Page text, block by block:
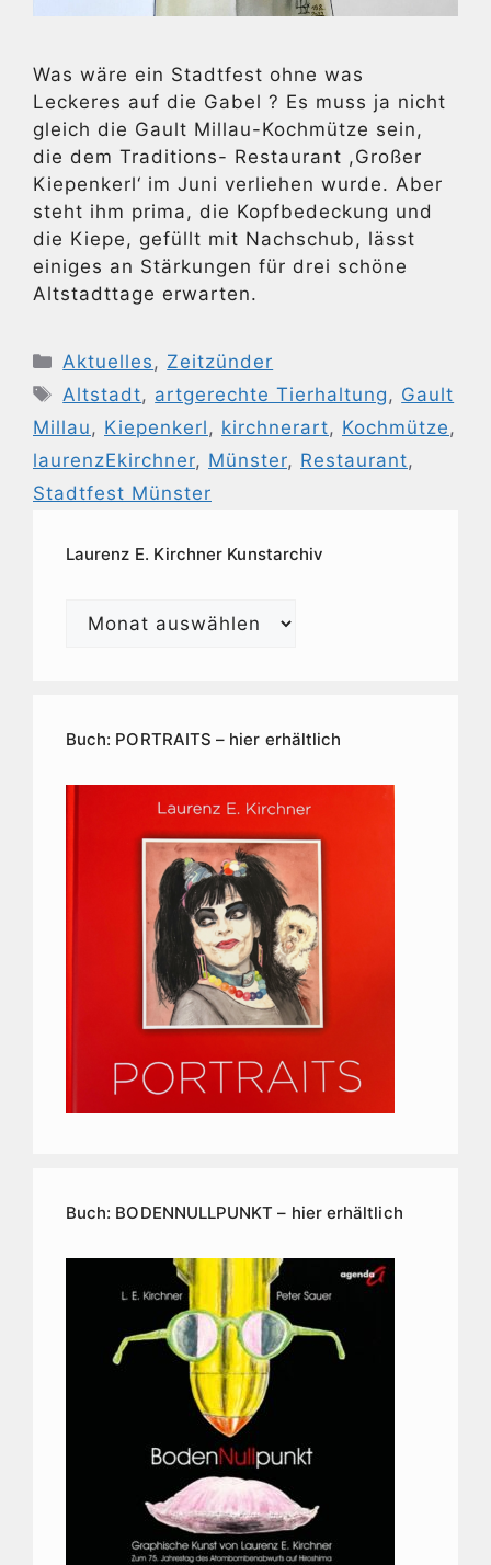
Was wäre ein Stadtfest ohne was
Leckeres auf die Gabel ? Es muss ja nicht
gleich die Gault Millau-Kochmütze sein,
die dem Traditions- Restaurant ,Großer
Kiepenkerl‘ im Juni verliehen wurde. Aber
steht ihm prima, die Kopfbedeckung und
die Kiepe, gefüllt mit Nachschub, lässt
einiges an Stärkungen für drei schöne
Altstadttage erwarten.
Kategorien
Aktuelles , Zeitzünder
Schlagwörter
Altstadt, artgerechte Tierhaltung , Gault
Millau , Kiepenkerl , kirchnerart, Kochmütze ,
laurenzEkirchner, Münster, Restaurant,
Stadtfest Münster
Laurenz E. Kirchner Kunstarchiv
Laurenz
Buch: PORTRAITS – hier erhältlich
Buch: BODENNULLPUNKT – hier erhältlich